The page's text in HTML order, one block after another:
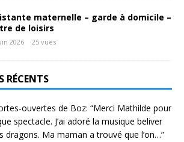
maternelle – garde à domicile –
de loisirs
2026 25 vues
RÉCENTS
ouvertes de Boz: “Merci Mathilde pour
spectacle. J’ai adoré la musique beliver
dragons. Ma maman a trouvé que l’on…”